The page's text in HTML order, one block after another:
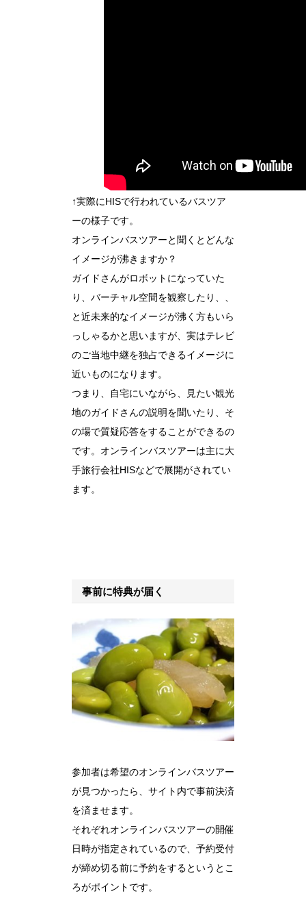
↑実際にHISで行われているバスツア
ーの様子です。
オンラインバスツアーと聞くとどんな
イメージが沸きますか？
ガイドさんがロボットになっていた
り、バーチャル空間を観察したり、、
と近未来的なイメージが沸く方もいら
っしゃるかと思いますが、実はテレビ
のご当地中継を独占できるイメージに
近いものになります。
つまり、自宅にいながら、見たい観光
地のガイドさんの説明を聞いたり、そ
の場で質疑応答をすることができるの
です。オンラインバスツアーは主に大
手旅行会社HISなどで展開がされてい
ます。
事前に特典が届く
参加者は希望のオンラインバスツアー
が見つかったら、サイト内で事前決済
を済ませます。
それぞれオンラインバスツアーの開催
日時が指定されているので、予約受付
が締め切る前に予約をするというとこ
ろがポイントです。